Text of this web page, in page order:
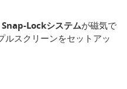
Snap-Lockシステムが磁気で
ルスクリーンをセットアッ